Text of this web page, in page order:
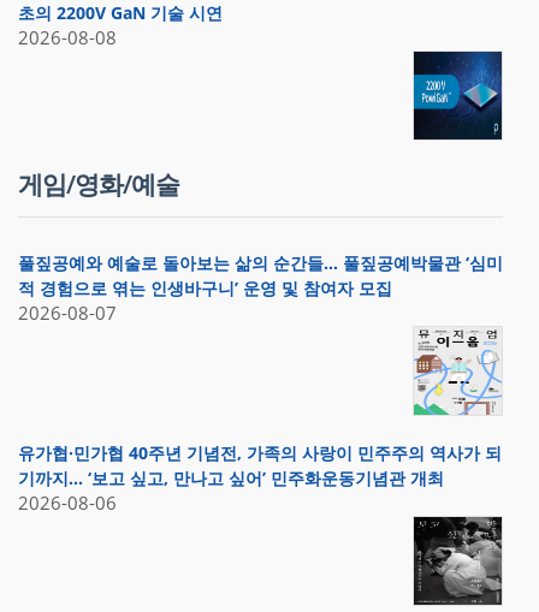
초의 2200V GaN 기술 시연
2026-08-08
게임/영화/예술
풀짚공예와 예술로 돌아보는 삶의 순간들… 풀짚공예박물관 ‘심미
적 경험으로 엮는 인생바구니’ 운영 및 참여자 모집
2026-08-07
유가협·민가협 40주년 기념전, 가족의 사랑이 민주주의 역사가 되
기까지… ‘보고 싶고, 만나고 싶어’ 민주화운동기념관 개최
2026-08-06